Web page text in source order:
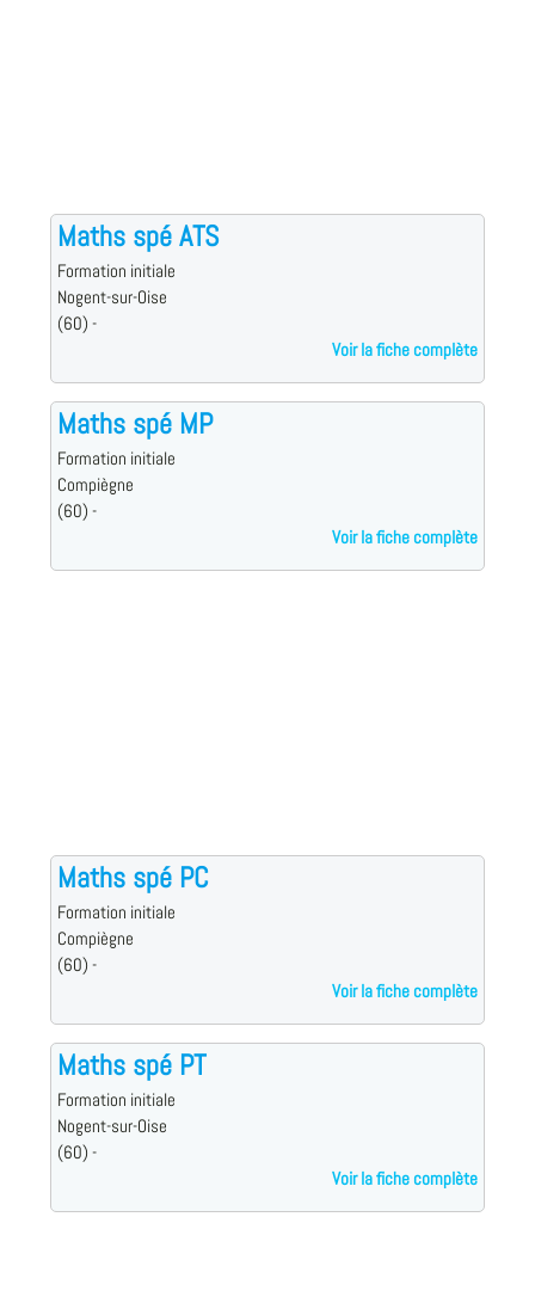
Maths spé ATS
Formation initiale
Nogent-sur-Oise
(60) -
Voir la fiche complète
Maths spé MP
Formation initiale
Compiègne
(60) -
Voir la fiche complète
Maths spé PC
Formation initiale
Compiègne
(60) -
Voir la fiche complète
Maths spé PT
Formation initiale
Nogent-sur-Oise
(60) -
Voir la fiche complète